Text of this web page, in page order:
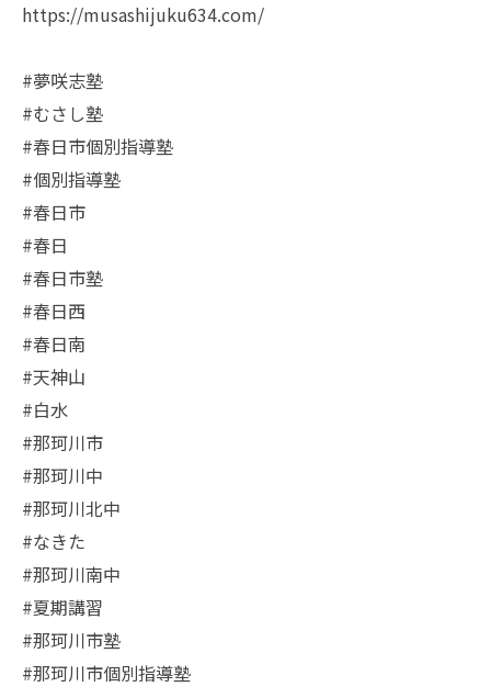
https://musashijuku634.com/
#夢咲志塾
#むさし塾
#春日市個別指導塾
#個別指導塾
#春日市
#春日
#春日市塾
#春日西
#春日南
#天神山
#白水
#那珂川市
#那珂川中
#那珂川北中
#なきた
#那珂川南中
#夏期講習
#那珂川市塾
#那珂川市個別指導塾